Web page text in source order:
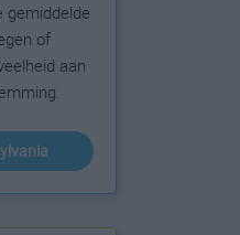
gemiddelde
of
aan